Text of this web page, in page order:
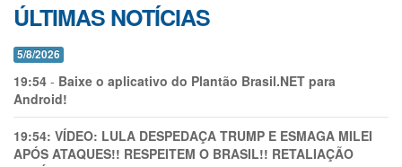
ÚLTIMAS NOTÍCIAS
5/8/2026
19:54 - Baixe o aplicativo do Plantão Brasil.NET para
Android!
19:54: VÍDEO: LULA DESPEDAÇA TRUMP E ESMAGA MILEI
APÓS ATAQUES!! RESPEITEM O BRASIL!! RETALIAÇÃO